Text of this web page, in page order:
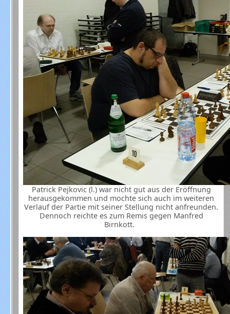
Patrick Pejkovic (l.) war nicht gut aus der Eröffnung
herausgekommen und mochte sich auch im weiteren
Verlauf der Partie mit seiner Stellung nicht anfreunden.
Dennoch reichte es zum Remis gegen Manfred
Birnkott.